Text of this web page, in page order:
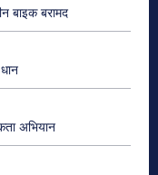
बाइक बरामद
अभियान